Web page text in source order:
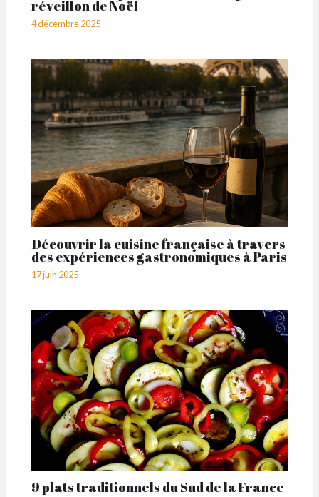
réveillon de Noël
4 décembre 2025
Découvrir la cuisine française à travers
des expériences gastronomiques à Paris
17 juin 2025
9 plats traditionnels du Sud de la France